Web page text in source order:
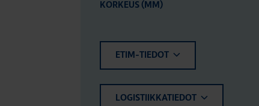
KORKEUS (MM)
ETIM-TIEDOT
LOGISTIIKKATIEDOT